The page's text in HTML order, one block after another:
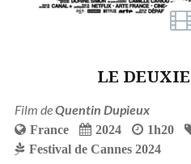
LE
Film deQuentin Dupieux
France 2024 1h20
Festival de Cannes 2024